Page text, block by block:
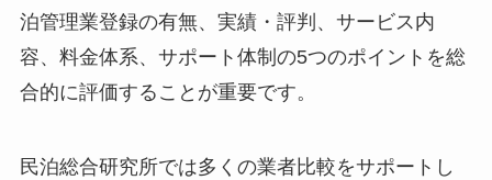
泊管理業登録の有無、実績・評判、サービス内
容、料金体系、サポート体制の5つのポイントを総
合的に評価することが重要です。
民泊総合研究所では多くの業者比較をサポートし